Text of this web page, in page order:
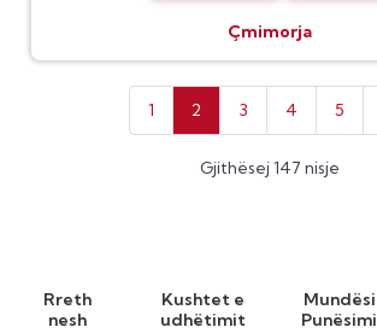
Çmimorja
1 2 3 4 5
Gjithësej 147 nisje
Rreth
nesh
Kushtet e
udhëtimit
Mundësi
Punësimi